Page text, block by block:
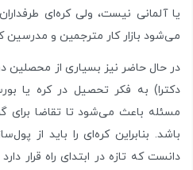
یا آلمانی نیست، ولی کره‌ای
می‌شود بازار کار مترجمین و مدرسین
در حال حاضر نیز بسیاری از محصلین
دکترا) به فکر تحصیل در کره یا
مسئله باعث می‌شود تا تقاضا برای
باشد. بنابراین کره‌ای را باید از
دانست که تازه در ابتدای راه قرار